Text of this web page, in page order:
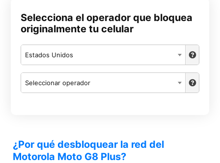
Selecciona el operador que bloquea
originalmente tu celular
Estados Unidos
Seleccionar operador
¿Por qué desbloquear la red del
Motorola Moto G8 Plus?